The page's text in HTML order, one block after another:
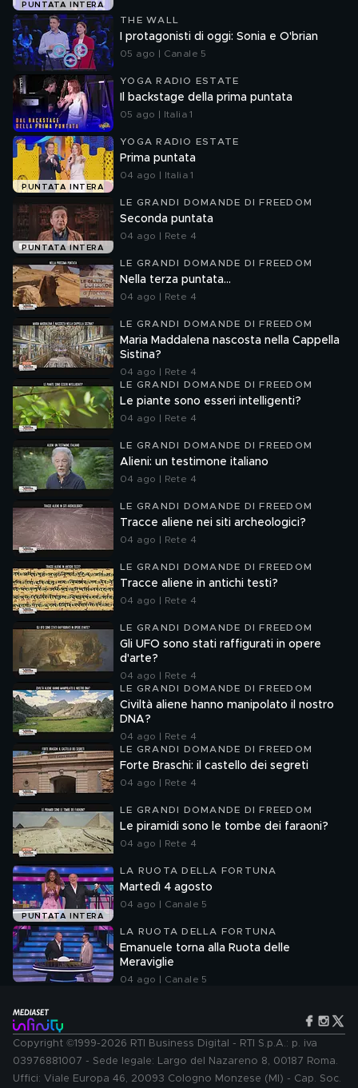
PUNTATA INTERA
THE WALL
I protagonisti di oggi: Sonia e O'brian
05 ago | Canale 5
YOGA RADIO ESTATE
Il backstage della prima puntata
05 ago | Italia 1
PUNTATA INTERA
YOGA RADIO ESTATE
Prima puntata
04 ago | Italia 1
PUNTATA INTERA
LE GRANDI DOMANDE DI FREEDOM
Seconda puntata
04 ago | Rete 4
LE GRANDI DOMANDE DI FREEDOM
Nella terza puntata...
04 ago | Rete 4
LE GRANDI DOMANDE DI FREEDOM
Maria Maddalena nascosta nella Cappella
Sistina?
04 ago | Rete 4
LE GRANDI DOMANDE DI FREEDOM
Le piante sono esseri intelligenti?
04 ago | Rete 4
LE GRANDI DOMANDE DI FREEDOM
Alieni: un testimone italiano
04 ago | Rete 4
LE GRANDI DOMANDE DI FREEDOM
Tracce aliene nei siti archeologici?
04 ago | Rete 4
LE GRANDI DOMANDE DI FREEDOM
Tracce aliene in antichi testi?
04 ago | Rete 4
LE GRANDI DOMANDE DI FREEDOM
Gli UFO sono stati raffigurati in opere
d'arte?
04 ago | Rete 4
LE GRANDI DOMANDE DI FREEDOM
Civiltà aliene hanno manipolato il nostro
DNA?
04 ago | Rete 4
LE GRANDI DOMANDE DI FREEDOM
Forte Braschi: il castello dei segreti
04 ago | Rete 4
LE GRANDI DOMANDE DI FREEDOM
Le piramidi sono le tombe dei faraoni?
04 ago | Rete 4
PUNTATA INTERA
LA RUOTA DELLA FORTUNA
Martedì 4 agosto
04 ago | Canale 5
LA RUOTA DELLA FORTUNA
Emanuele torna alla Ruota delle
Meraviglie
04 ago | Canale 5
Copyright ©1999-2026 RTI Business Digital - RTI S.p.A.: p. iva
03976881007 - Sede legale: Largo del Nazareno 8, 00187 Roma.
Uffici: Viale Europa 46, 20093 Cologno Monzese (MI) - Cap. Soc.